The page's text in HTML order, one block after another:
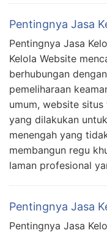
Pentingnya Jasa
Pentingnya Jasa
Kelola Website
berhubungan
pemeliharaan
umum, website
yang dilakukan
menengah yang
membangun regu
laman profesional
Pentingnya Jasa
Pentingnya Jasa